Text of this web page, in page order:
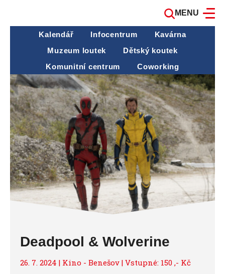
MENU
Kalendář Infocentrum
Kavárna
Muzeum loutek
Dětský koutek
Komunitní centrum
Coworking
Deadpool & Wolverine
26. 7. 2024 | Kino - Benešov | Vstupné: 150 ,- Kč